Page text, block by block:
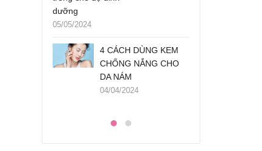
nhiễm mỡ, mỡ máu
cực tốt – nibi.vn
05/12/2023